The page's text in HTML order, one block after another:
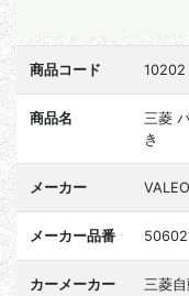
商品コード 10202
商品名
三菱
き
メーカー VALEO
メーカー品番
カーメーカー 三菱